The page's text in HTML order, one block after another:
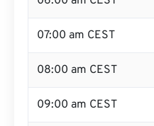
07:00 am CEST
08:00 am CEST
09:00 am CEST